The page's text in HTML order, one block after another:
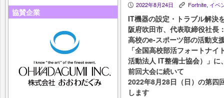
協賛企業
P 2022年8月24日 K Fortnite, イベ
IT機器の設定・トラブル解決
阪府吹⽥市、代表取締役社⻑
高校のe-スポーツ部の活動支
「全国高校部活フォートナ
活動法人 IT整備士協会）」に
前回大会に続いて
2022年8月28日（日）の第四
します